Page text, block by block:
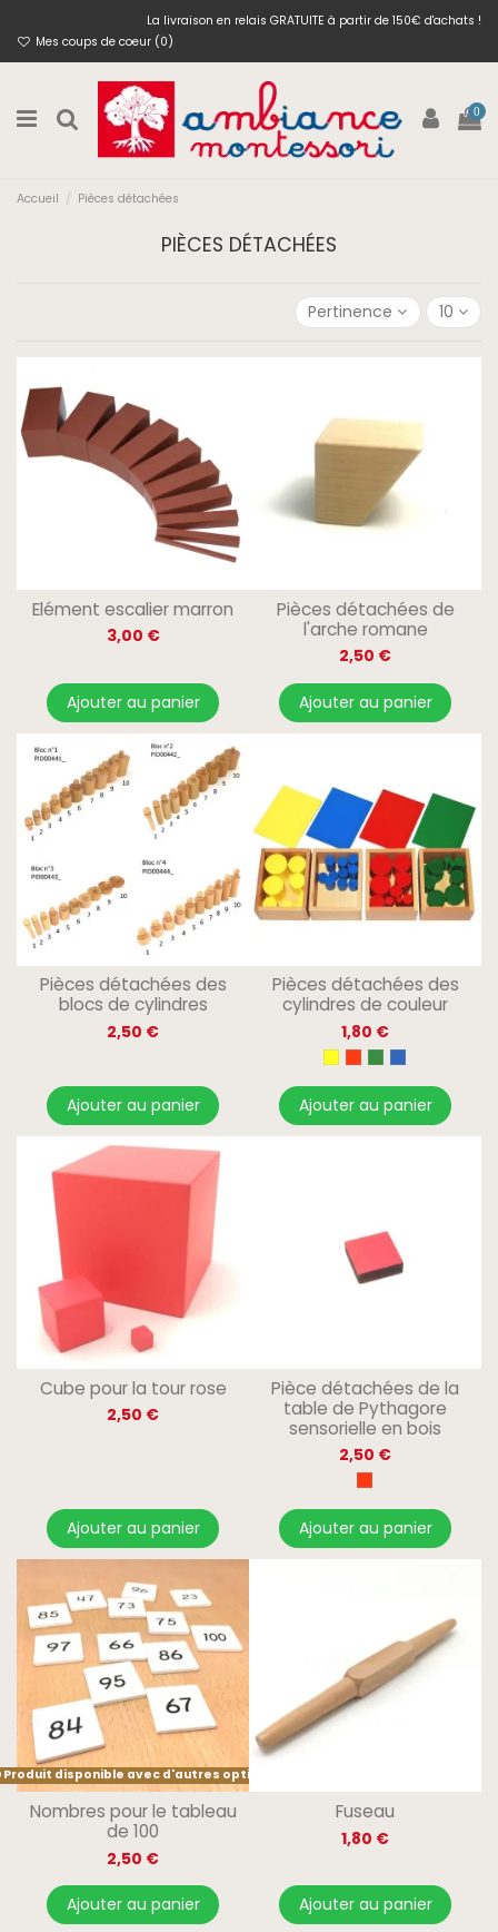
La livraison en relais GRATUITE à partir de 150€ d'achats !
Mes coups de coeur (0)
0
Accueil Pièces détachées
PIÈCES DÉTACHÉES
Pertinence 10
Elément escalier marron
3,00 €
Ajouter au panier
Pièces détachées de
l'arche romane
2,50 €
Ajouter au panier
Pièces détachées des
blocs de cylindres
2,50 €
Ajouter au panier
Pièces détachées des
cylindres de couleur
1,80 €
Ajouter au panier
Cube pour la tour rose
2,50 €
Ajouter au panier
Pièce détachées de la
table de Pythagore
sensorielle en bois
2,50 €
Ajouter au panier
Produit disponible avec d'autres options
Nombres pour le tableau
de 100
2,50 €
Ajouter au panier
Fuseau
1,80 €
Ajouter au panier